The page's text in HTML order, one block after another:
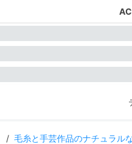
/ 毛糸と手芸作品のナチュラル